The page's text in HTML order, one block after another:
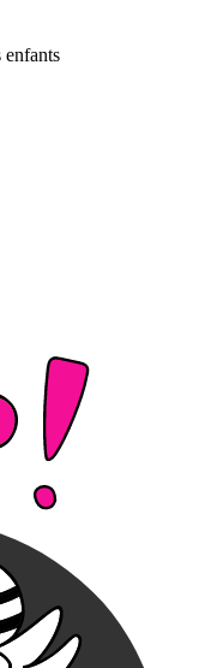
enfants